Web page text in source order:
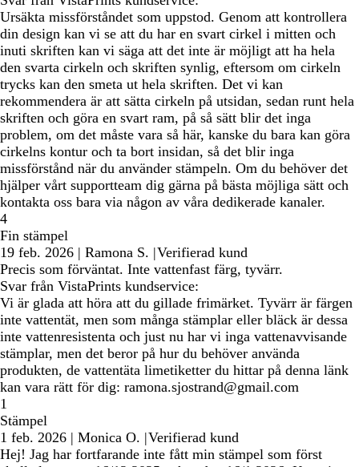
Ursäkta missförståndet som uppstod. Genom att kontrollera
din design kan vi se att du har en svart cirkel i mitten och
inuti skriften kan vi säga att det inte är möjligt att ha hela
den svarta cirkeln och skriften synlig, eftersom om cirkeln
trycks kan den smeta ut hela skriften. Det vi kan
rekommendera är att sätta cirkeln på utsidan, sedan runt hela
skriften och göra en svart ram, på så sätt blir det inga
problem, om det måste vara så här, kanske du bara kan göra
cirkelns kontur och ta bort insidan, så det blir inga
missförstånd när du använder stämpeln. Om du behöver det
hjälper vårt supportteam dig gärna på bästa möjliga sätt och
kontakta oss bara via någon av våra dedikerade kanaler.
4
Fin stämpel
19 feb. 2026 | Ramona S. |Verifierad kund
Precis som förväntat. Inte vattenfast färg, tyvärr.
Svar från VistaPrints kundservice:
Vi är glada att höra att du gillade frimärket. Tyvärr är färgen
inte vattentät, men som många stämplar eller bläck är dessa
inte vattenresistenta och just nu har vi inga vattenavvisande
stämplar, men det beror på hur du behöver använda
produkten, de vattentäta limetiketter du hittar på denna länk
kan vara rätt för dig: ramona.sjostrand@gmail.com
1
Stämpel
1 feb. 2026 | Monica O. |Verifierad kund
Hej! Jag har fortfarande inte fått min stämpel som först